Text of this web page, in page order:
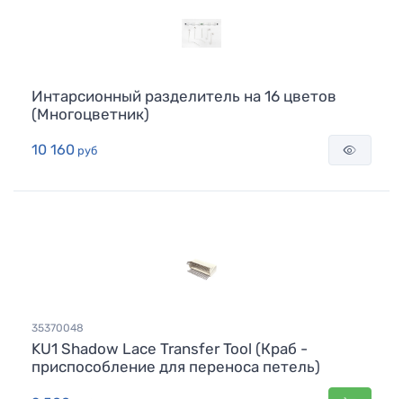
Интарсионный разделитель на 16 цветов
(Многоцветник)
10 160 руб
35370048
KU1 Shadow Lace Transfer Tool (Краб -
приспособление для переноса петель)